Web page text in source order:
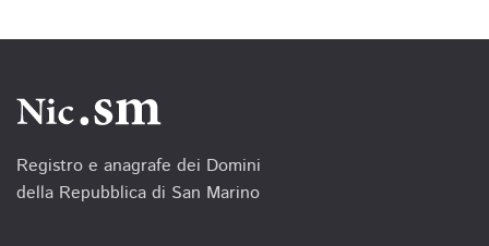
Registro e anagrafe dei Domini
della Repubblica di San Marino